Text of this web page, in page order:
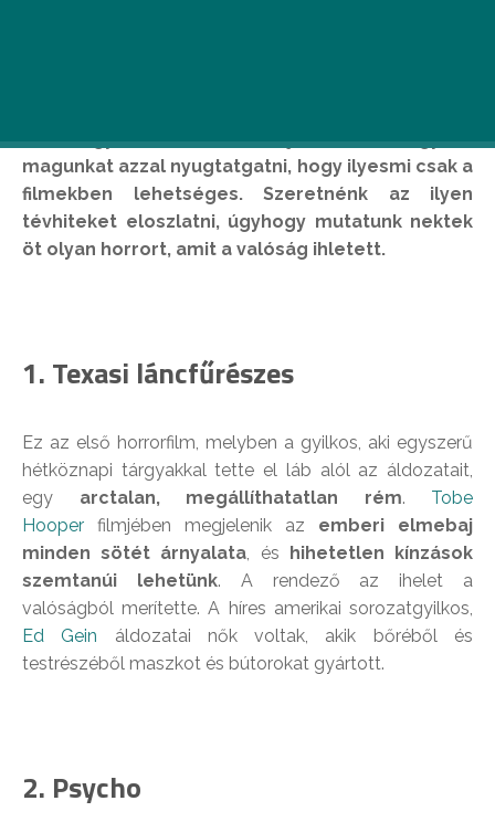
őrült gyilkos láttán hajlamosak vagyunk
magunkat azzal nyugtatgatni, hogy ilyesmi csak a
filmekben lehetséges. Szeretnénk az ilyen
tévhiteket eloszlatni, úgyhogy mutatunk nektek
öt olyan horrort, amit a valóság ihletett.
1. Texasi láncfűrészes
Ez az első horrorfilm, melyben a gyilkos, aki egyszerű
hétköznapi tárgyakkal tette el láb alól az áldozatait,
egy arctalan, megállíthatatlan rém. Tobe
Hooper filmjében megjelenik az emberi elmebaj
minden sötét árnyalata, és
hihetetlen kínzások
szemtanúi lehetünk. A rendező az ihelet a
valóságból merítette. A híres amerikai sorozatgyilkos,
Ed Gein áldozatai nők voltak, akik bőréből és
testrészéből maszkot és bútorokat gyártott.
2. Psycho